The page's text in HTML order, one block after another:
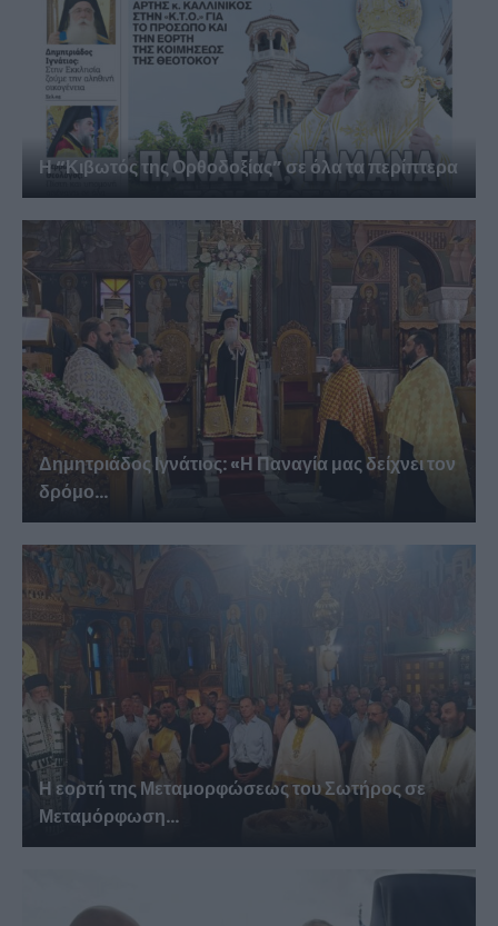
Η “Κιβωτός της Ορθοδοξίας” σε όλα τα περίπτερα
Δημητριάδος Ιγνάτιος: «Η Παναγία μας δείχνει τον
δρόμο...
Η εορτή της Μεταμορφώσεως του Σωτήρος σε
Μεταμόρφωση...